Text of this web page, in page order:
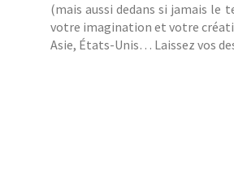
(mais aussi dedans si jamais le
votre imagination et votre
Asie, États-Unis… Laissez vos